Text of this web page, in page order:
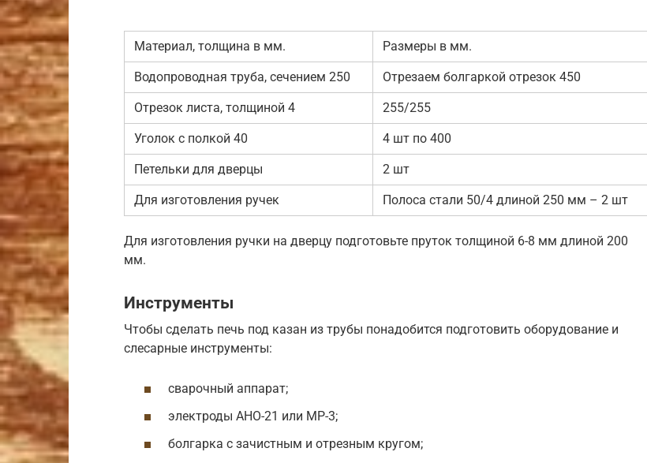
Материал, толщина в мм. Размеры в мм.
Водопроводная труба, сечением 250 Отрезаем болгаркой отрезок 450
Отрезок листа, толщиной 4 255/255
Уголок с полкой 40 4 шт по 400
Петельки для дверцы 2 шт
Для изготовления ручек Полоса стали 50/4 длиной 250 мм – 2 шт
Для изготовления ручки на дверцу подготовьте пруток толщиной 6-8 мм длиной 200
мм.
Инструменты
Чтобы сделать печь под казан из трубы понадобится подготовить оборудование и
слесарные инструменты:
сварочный аппарат;
электроды АНО-21 или МР-3;
болгарка с зачистным и отрезным кругом;